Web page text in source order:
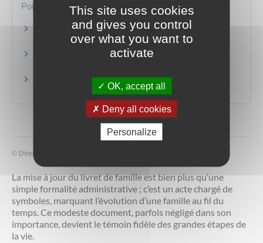
Pour en savoir plus
Les assurances scolaires
Ministère chargé de l'éducation
Assurance scolaire
Assurance scolaire
Institut national de la consommation (INC)
© Direction de l'information légale et administrative
La mise à jour du livret de famille est bien plus qu’une
simple formalité administrative ; c’est un acte chargé de
symboles, marquant l’évolution d’une famille au fil du
temps. Ce modeste document, parfois négligé dans son
importance, devient le témoin fidèle des grandes étapes de
la vie.
This site uses cookies
and gives you control
over what you want to
activate
OK, accept all
Deny all cookies
Personalize